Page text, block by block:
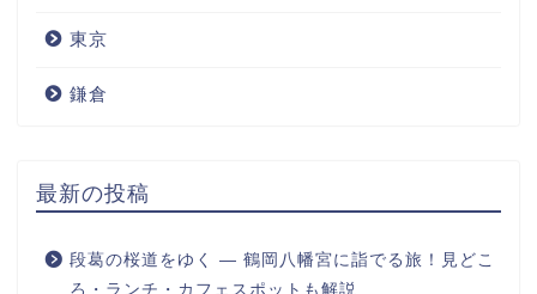
東京
鎌倉
最新の投稿
段葛の桜道をゆく ― 鶴岡八幡宮に詣でる旅！見どこ
ろ・ランチ・カフェスポットも解説